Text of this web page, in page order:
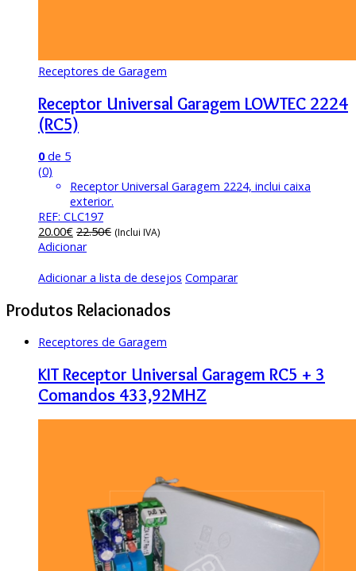
Receptores de Garagem
Receptor Universal Garagem LOWTEC 2224
(RC5)
0de 5
(0)
Receptor Universal Garagem 2224, inclui caixa
exterior.
REF: CLC197
20.00€ 22.50€ (Inclui IVA)
Adicionar
Adicionar a lista de desejos Comparar
Produtos Relacionados
Receptores de Garagem
KIT Receptor Universal Garagem RC5 + 3
Comandos 433,92MHZ